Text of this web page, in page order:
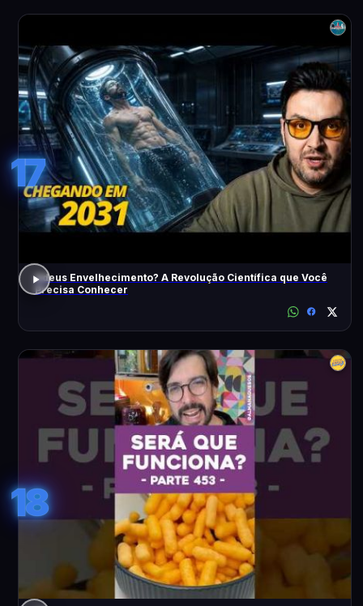
17
Adeus Envelhecimento? A Revolução Científica que Você
Precisa Conhecer
18